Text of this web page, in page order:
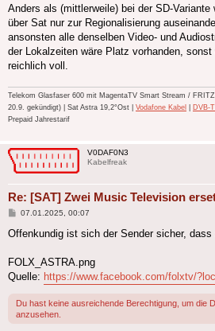
Anders als (mittlerweile) bei der SD-Variante
über Sat nur zur Regionalisierung
ansonsten alle denselben Video- und
der Lokalzeiten wäre Platz vorhanden,
reichlich voll.
Telekom Glasfaser 600 mit MagentaTV Smart Stream /
20.9. gekündigt) | Sat Astra 19,2°Ost | Vodafone Kabel DVB-
Prepaid Jahrestarif
V0DAF0N3
Kabelfreak
Re: [SAT] Zwei Music Television
Beitrag
07.01.2025, 00:07
Offenkundig ist sich der Sender sicher, dass
FOLX_ASTRA.png
Quelle: https://www.facebook.com/folxtv/
Du hast keine ausreichende Berechtigung, um die
anzusehen.